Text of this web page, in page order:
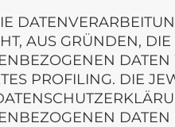
AUS GRÜNDEN,
PROFILING. DIE